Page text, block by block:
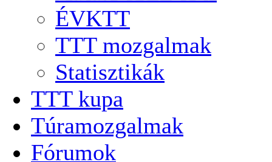
ÉVKTT
TTT mozgalmak
Statisztikák
TTT kupa
Túramozgalmak
Fórumok